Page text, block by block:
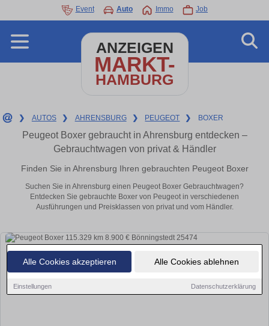
Alle Cookies akzeptieren Alle Cookies ablehnen
Einstellungen Datenschutzerklärung
Event Auto Immo Job
ANZEIGEN
MARKT-
HAMBURG
❯ AUTOS ❯ AHRENSBURG ❯ PEUGEOT ❯ BOXER
Peugeot Boxer gebraucht in Ahrensburg entdecken –
Gebrauchtwagen von privat & Händler
Finden Sie in Ahrensburg Ihren gebrauchten Peugeot Boxer
Suchen Sie in Ahrensburg einen Peugeot Boxer Gebrauchtwagen?
Entdecken Sie gebrauchte Boxer von Peugeot in verschiedenen
Ausführungen und Preisklassen von privat und vom Händler.